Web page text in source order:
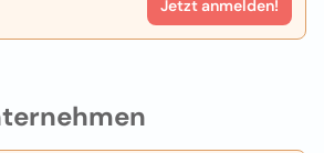
Jetzt anmelden!